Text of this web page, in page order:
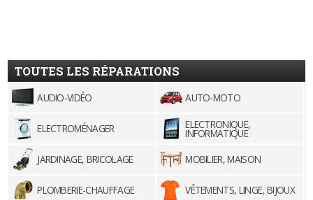
TOUTES LES RÉPARATIONS
AUDIO-VIDÉO AUTO-MOTO
ELECTROMÉNAGER ELECTRONIQUE,
INFORMATIQUE
JARDINAGE, BRICOLAGE
MOBILIER, MAISON
PLOMBERIE-CHAUFFAGE VÊTEMENTS, LINGE, BIJOUX